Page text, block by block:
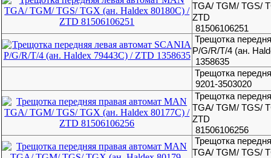
TGA/ TGM/ TGS/
ZTD
81506106251
Трещотка
P/G/R/T/4 (ан.
1358635
Трещотка
9201-3503020
Трещотка
TGA/ TGM/ TGS/
ZTD
81506106256
Трещотка
TGA/ TGM/ TGS/